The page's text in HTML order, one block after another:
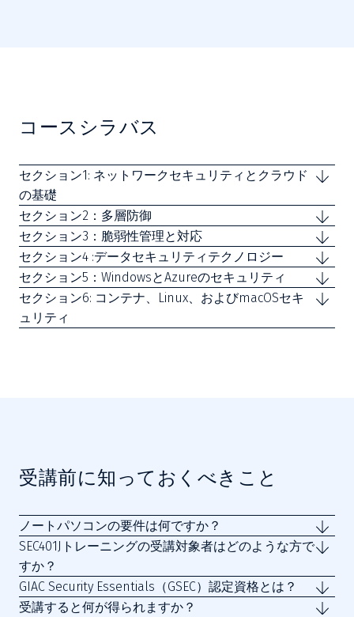
コースシラバス
セクション1: ネットワークセキュリティとクラウド
の基礎
セクション2：多層防御
セクション3：脆弱性管理と対応
セクション4 :データセキュリティテクノロジー
セクション5：WindowsとAzureのセキュリティ
セクション6: コンテナ、Linux、およびmacOSセキ
ュリティ
受講前に知っておくべきこと
ノートパソコンの要件は何ですか？
SEC401Jトレーニングの受講対象者はどのような方で
すか？
GIAC Security Essentials（GSEC）認定資格とは？
受講すると何が得られますか？